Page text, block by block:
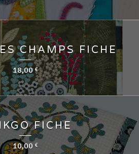
CHAMPS FICHE
18,00 €
FICHE
10,00 €